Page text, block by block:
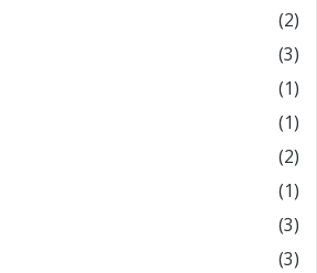
(2)
(3)
(1)
(1)
(2)
(1)
(3)
(3)